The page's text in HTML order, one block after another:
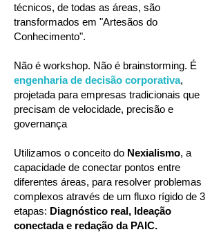
técnicos, de todas as áreas, são
transformados em "Artesãos do
Conhecimento".
Não é workshop. Não é brainstorming. É
engenharia de decisão corporativa,
projetada para empresas tradicionais que
precisam de velocidade, precisão e
governança
Utilizamos o conceito do Nexialismo, a
capacidade de conectar pontos entre
diferentes áreas, para resolver problemas
complexos através de um fluxo rígido de 3
etapas: Diagnóstico real, Ideação
conectada e redação da PAIC.